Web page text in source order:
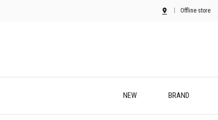
Offline store
NEW BRAND